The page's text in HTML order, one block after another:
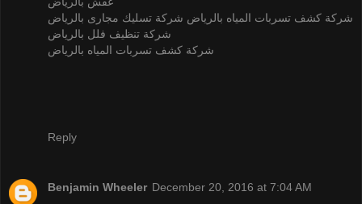
شركة كشف تسربات المياه بالرياض شركة تسليك مجارى بالرياض
شركة تنظيف فلل بالرياض
شركة كشف تسربات المياه بالرياض
Reply
Benjamin Wheeler December 20, 2016 at 7:04 AM